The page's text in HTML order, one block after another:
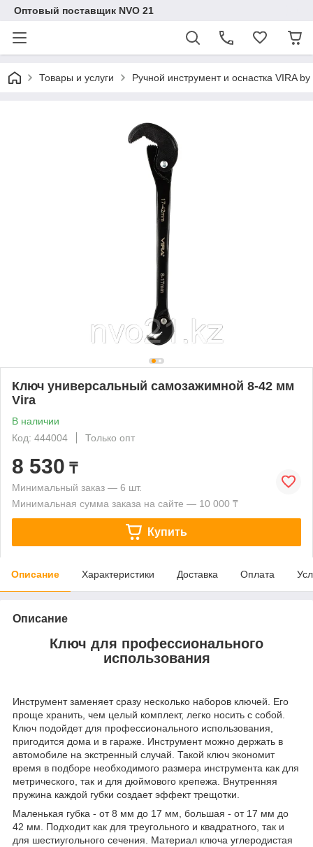
Оптовый поставщик NVO 21
Товары и услуги Ручной инструмент и оснастка VIRA by
Ключ универсальный самозажимной 8-42 мм
Vira
В наличии
Код: 444004
Только опт
8 530 ₸
Минимальный заказ — 6 шт.
Минимальная сумма заказа на сайте — 10 000 ₸
Купить
Описание Характеристики Доставка Оплата
Описание
Ключ для профессионального
использования
Инструмент заменяет сразу несколько наборов ключей. Его
проще хранить, чем целый комплект, легко носить с собой.
Ключ подойдет для профессионального использования,
пригодится дома и в гараже. Инструмент можно держать в
автомобиле на экстренный случай. Такой ключ экономит
время в подборе необходимого размера инструмента как для
метрического, так и для дюймового крепежа. Внутренняя
пружина каждой губки создает эффект трещотки.
Маленькая губка - от 8 мм до 17 мм, большая - от 17 мм до
42 мм. Подходит как для треугольного и квадратного, так и
для шестиугольного сечения. Материал ключа углеродистая